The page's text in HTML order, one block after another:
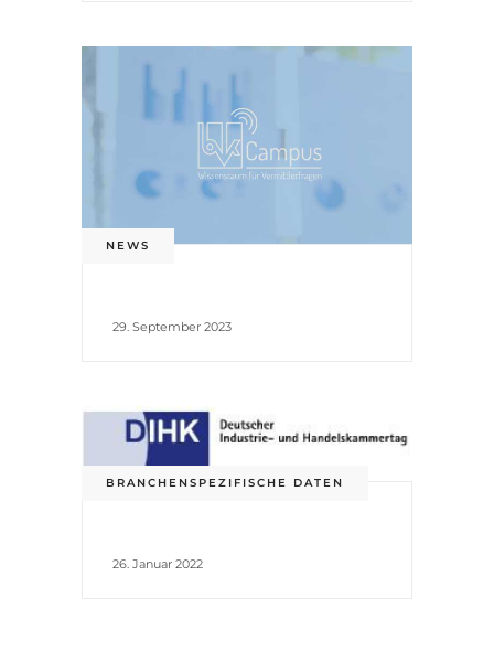
NEWS
29. September 2023
BRANCHENSPEZIFISCHE DATEN
26. Januar 2022